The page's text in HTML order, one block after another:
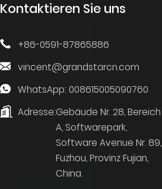
Kontaktieren Sie uns
+86-0591-87865886
vincent@grandstarcn.com
WhatsApp: 008615005090760
Adresse:Gebäude Nr. 28, Bereich
A, Softwarepark,
Software Avenue Nr. 89,
Fuzhou, Provinz Fujian,
China.